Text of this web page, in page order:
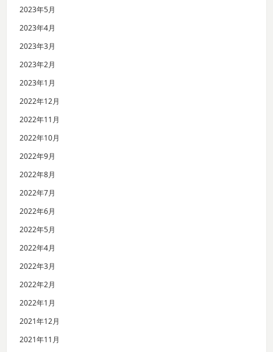
2023年5月
2023年4月
2023年3月
2023年2月
2023年1月
2022年12月
2022年11月
2022年10月
2022年9月
2022年8月
2022年7月
2022年6月
2022年5月
2022年4月
2022年3月
2022年2月
2022年1月
2021年12月
2021年11月